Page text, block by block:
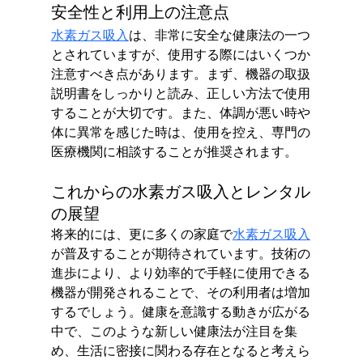
安全性と利用上の注意点
水素ガス吸入 は、非常に安全な健康法の一つ
とされていますが、使用する際にはいくつか
注意すべき点があります。まず、機器の取扱
説明書をしっかりと読み、正しい方法で使用
することが大切です。また、体調が悪い時や
体に異常を感じた時は、使用を控え、専門の
医療機関に相談することが推奨されます。
これからの水素ガス吸入とレンタル
の展望
将来的には、更に多くの家庭で水素ガス吸入
が普及することが期待されています。技術の
進歩により、より効率的で手軽に使用できる
機器が開発されることで、その利用者は増加
するでしょう。健康を意識する動きが広がる
中で、このような新しい健康法が注目を集
め、生活に密接に関わる存在となると考えら